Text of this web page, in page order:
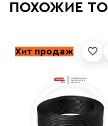
ПОХОЖИЕ
Хит продаж